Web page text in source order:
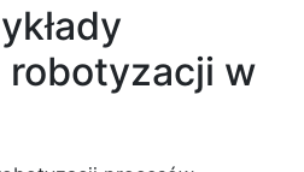
robotyzacji w